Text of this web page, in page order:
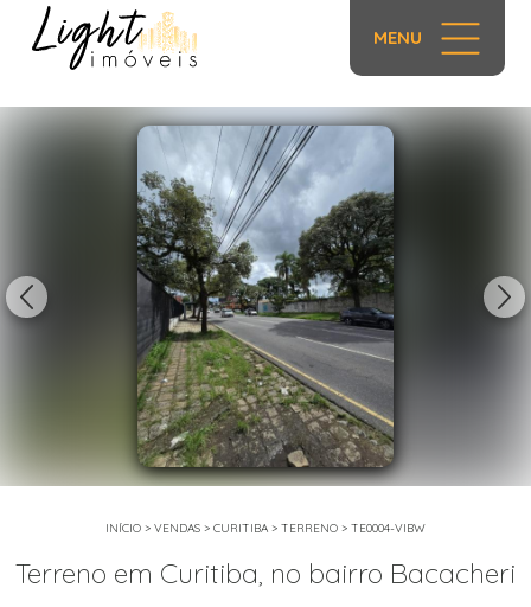
MENU
INÍCIO > VENDAS > CURITIBA > TERRENO > TE0004-VIBW
Terreno em Curitiba, no bairro Bacacheri